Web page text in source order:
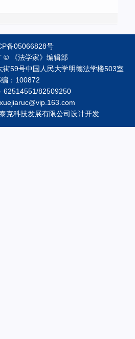
备05066828号
© 《法学家》编辑部
街59号中国人民大学明德法学楼503室
编：100872
62514551/82509250
克科技发展有限公司设计开发